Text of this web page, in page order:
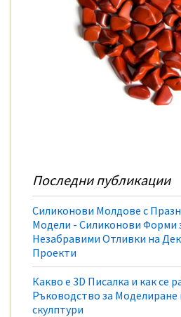
Последни публикации
Силиконови Молдове с
Модели - Силиконови Форми
Незабравими Отливки на
Проекти
Какво е 3D Писалка и как се
Ръководство за Моделиране
скулптури